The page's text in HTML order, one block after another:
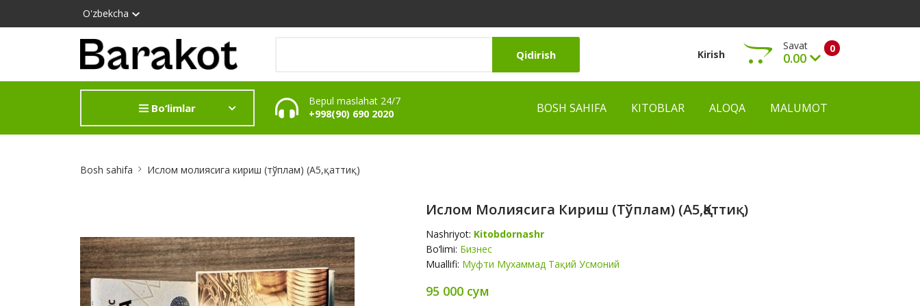
O'zbekcha
Qidirish Kirish 0
Savat
0.00
Ko‘rish
Bo‘limlar
Bepul maslahat 24/7
+998(90) 690 2020
BOSH SAHIFA KITOBLAR ALOQA MALUMOT
Bosh sahifa Ислом молиясига кириш (тўплам) (A5,қаттиқ)
Ислом Молиясига Кириш (тўплам) (A5,қаттиқ)
Nashriyot: Kitobdornashr
Bo‘limi: Бизнес
Muallifi: Муфти Мухаммад Тақий Усмоний
95 000 сум